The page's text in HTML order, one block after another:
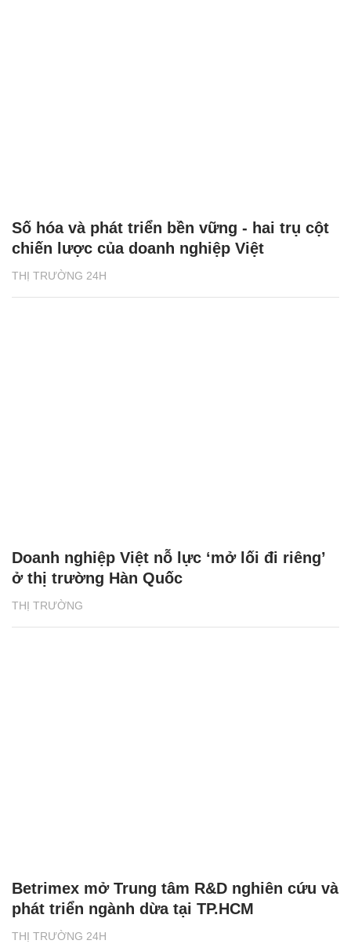
THỊ TRƯỜNG 24H
Số hóa và phát triển bền vững - hai trụ cột
chiến lược của doanh nghiệp Việt
THỊ TRƯỜNG
Doanh nghiệp Việt nỗ lực ‘mở lối đi riêng’
ở thị trường Hàn Quốc
THỊ TRƯỜNG 24H
Betrimex mở Trung tâm R&D nghiên cứu và
phát triển ngành dừa tại TP.HCM